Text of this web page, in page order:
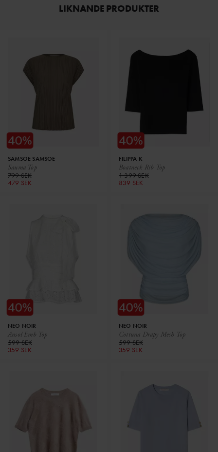
LIKNANDE PRODUKTER
Sauma Top
SAMSOE SAMSOE
799 SEK
479 SEK
Boatneck Rib Top
FILIPPA K
1 399 SEK
839 SEK
Ansol Emb Top
NEO NOIR
599 SEK
359 SEK
Cottuna Drapy Mesh Top
NEO NOIR
599 SEK
359 SEK